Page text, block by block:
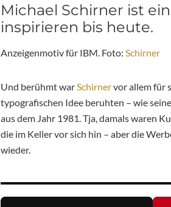
Michael Schirner ist
inspirieren bis heute.
Anzeigenmotiv für IBM. Foto: Schirner
Und berühmt war Schirnervor allem für
typografischen Idee beruhten – wie
aus dem Jahr 1981. Tja, damals waren
die im Keller vor sich hin – aber die
wieder.